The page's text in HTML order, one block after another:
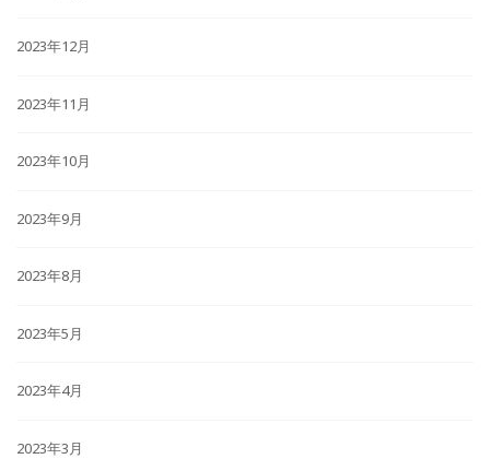
2023年12月
2023年11月
2023年10月
2023年9月
2023年8月
2023年5月
2023年4月
2023年3月